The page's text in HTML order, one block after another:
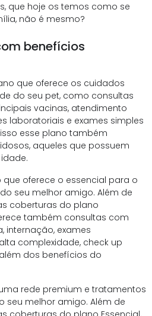
que hoje os temos como se
não é mesmo?
benefícios
que oferece os cuidados
do seu pet, como consultas
vacinas, atendimento
laboratoriais e exames simples
esse plano também
aqueles que possuem
que oferece o essencial para o
seu melhor amigo. Além de
coberturas do plano
também consultas com
internação, exames
complexidade, check up
dos benefícios do
rede premium e tratamentos
seu melhor amigo. Além de